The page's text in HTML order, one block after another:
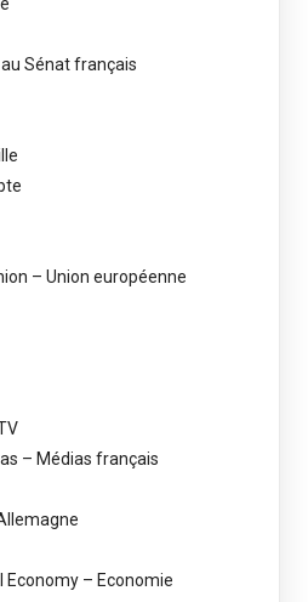
Sénat français
– Union européenne
– Médias français
Economy – Economie